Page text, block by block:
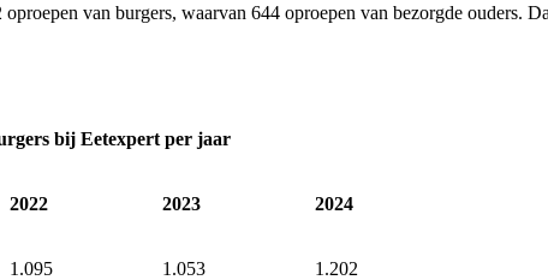
van burgers, waarvan 644 oproepen van bezorgde
bij Eetexpert per jaar
2022 2023 2024
1.095 1.053 1.202